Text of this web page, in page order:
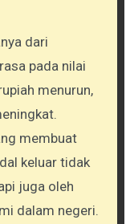
dari
pada nilai
menurun,
membuat
keluar tidak
juga oleh
dalam negeri.